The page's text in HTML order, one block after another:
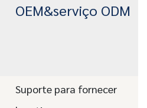
OEM&serviço ODM
Suporte para fornecer